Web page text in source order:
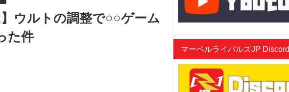
】ウルトの調整で○○ゲーム
た件
マーベルライバルズJP Discord